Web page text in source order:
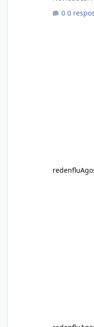
Link
autorizado
0
redenflu